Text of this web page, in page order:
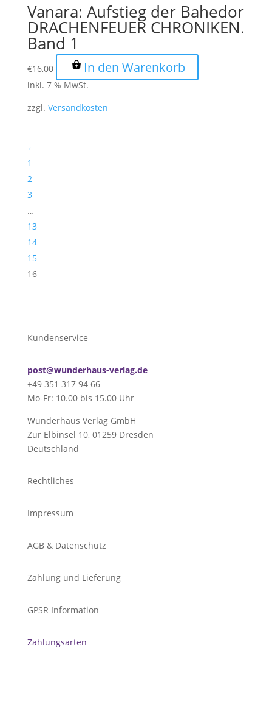
Vanara: Aufstieg der Bahedor
DRACHENFEUER CHRONIKEN.
Band 1
€16,00 In den Warenkorb
inkl. 7 % MwSt.
zzgl. Versandkosten
←
1
2
3
…
13
14
15
16
Kundenservice
post@wunderhaus-verlag.de
+49 351 317 94 66
Mo-Fr: 10.00 bis 15.00 Uhr
Wunderhaus Verlag GmbH
Zur Elbinsel 10, 01259 Dresden
Deutschland
Rechtliches
Impressum
AGB & Datenschutz
Zahlung und Lieferung
GPSR Information
Zahlungsarten